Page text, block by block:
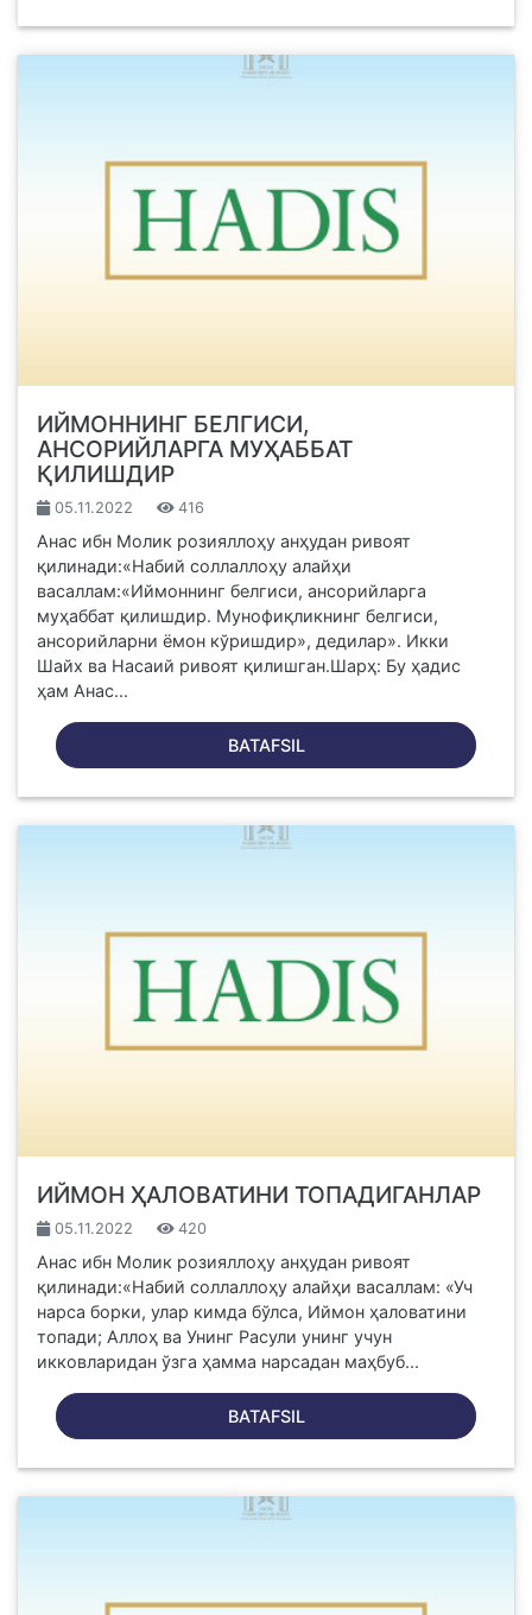
ИЙМОННИНГ БЕЛГИСИ,
АНСОРИЙЛАРГА МУҲАББАТ
ҚИЛИШДИР
05.11.2022 416
Анас ибн Молик розияллоҳу анҳудан ривоят
қилинади:«Набий соллаллоҳу алайҳи
васаллам:«Иймоннинг белгиси, ансорийларга
муҳаббат қилишдир. Мунофиқликнинг белгиси,
ансорийларни ёмон кўришдир», дедилар». Икки
Шайх ва Насаий ривоят қилишган.Шарҳ: Бу ҳадис
ҳам Анас...
BATAFSIL
ИЙМОН ҲАЛОВАТИНИ ТОПАДИГАНЛАР
05.11.2022 420
Анас ибн Молик розияллоҳу анҳудан ривоят
қилинади:«Набий соллаллоҳу алайҳи васаллам: «Уч
нарса борки, улар кимда бўлса, Иймон ҳаловатини
топади; Аллоҳ ва Унинг Расули унинг учун
икковларидан ўзга ҳамма нарсадан маҳбуб...
BATAFSIL